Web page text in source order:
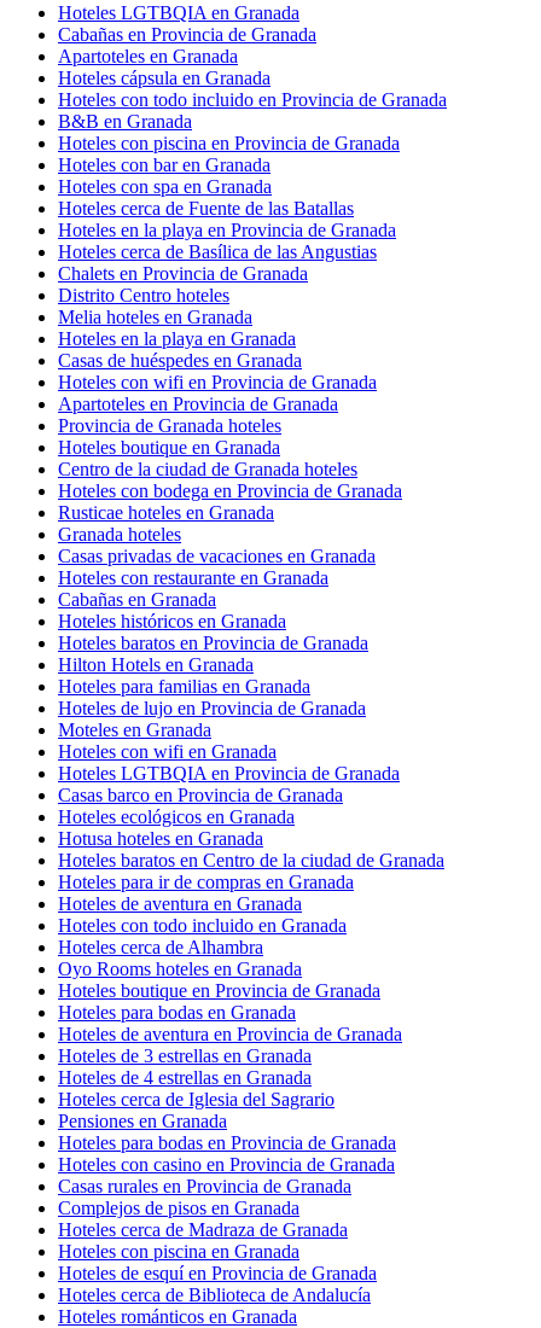
Hoteles LGTBQIA en Granada
Cabañas en Provincia de Granada
Apartoteles en Granada
Hoteles cápsula en Granada
Hoteles con todo incluido en Provincia de Granada
B&B en Granada
Hoteles con piscina en Provincia de Granada
Hoteles con bar en Granada
Hoteles con spa en Granada
Hoteles cerca de Fuente de las Batallas
Hoteles en la playa en Provincia de Granada
Hoteles cerca de Basílica de las Angustias
Chalets en Provincia de Granada
Distrito Centro hoteles
Melia hoteles en Granada
Hoteles en la playa en Granada
Casas de huéspedes en Granada
Hoteles con wifi en Provincia de Granada
Apartoteles en Provincia de Granada
Provincia de Granada hoteles
Hoteles boutique en Granada
Centro de la ciudad de Granada hoteles
Hoteles con bodega en Provincia de Granada
Rusticae hoteles en Granada
Granada hoteles
Casas privadas de vacaciones en Granada
Hoteles con restaurante en Granada
Cabañas en Granada
Hoteles históricos en Granada
Hoteles baratos en Provincia de Granada
Hilton Hotels en Granada
Hoteles para familias en Granada
Hoteles de lujo en Provincia de Granada
Moteles en Granada
Hoteles con wifi en Granada
Hoteles LGTBQIA en Provincia de Granada
Casas barco en Provincia de Granada
Hoteles ecológicos en Granada
Hotusa hoteles en Granada
Hoteles baratos en Centro de la ciudad de Granada
Hoteles para ir de compras en Granada
Hoteles de aventura en Granada
Hoteles con todo incluido en Granada
Hoteles cerca de Alhambra
Oyo Rooms hoteles en Granada
Hoteles boutique en Provincia de Granada
Hoteles para bodas en Granada
Hoteles de aventura en Provincia de Granada
Hoteles de 3 estrellas en Granada
Hoteles de 4 estrellas en Granada
Hoteles cerca de Iglesia del Sagrario
Pensiones en Granada
Hoteles para bodas en Provincia de Granada
Hoteles con casino en Provincia de Granada
Casas rurales en Provincia de Granada
Complejos de pisos en Granada
Hoteles cerca de Madraza de Granada
Hoteles con piscina en Granada
Hoteles de esquí en Provincia de Granada
Hoteles cerca de Biblioteca de Andalucía
Hoteles románticos en Granada